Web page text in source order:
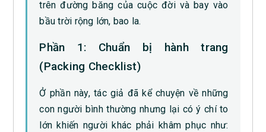
trên đường băng của cuộc đời và bay vào
bầu trời rộng lớn, bao la.
Phần 1: Chuẩn bị hành trang
(Packing Checklist)
Ở phần này, tác giả đã kể chuyện về những
con người bình thường nhưng lại có ý chí to
lớn khiến người khác phải khâm phục như: